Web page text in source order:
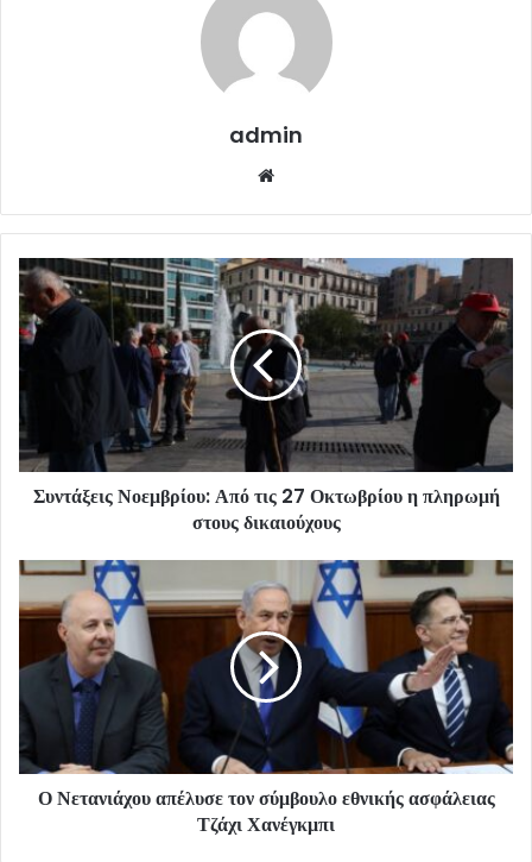
admin
Συντάξεις Νοεμβρίου: Από τις 27 Οκτωβρίου η πληρωμή
στους δικαιούχους
Ο Νετανιάχου απέλυσε τον σύμβουλο εθνικής ασφάλειας
Τζάχι Χανέγκμπι